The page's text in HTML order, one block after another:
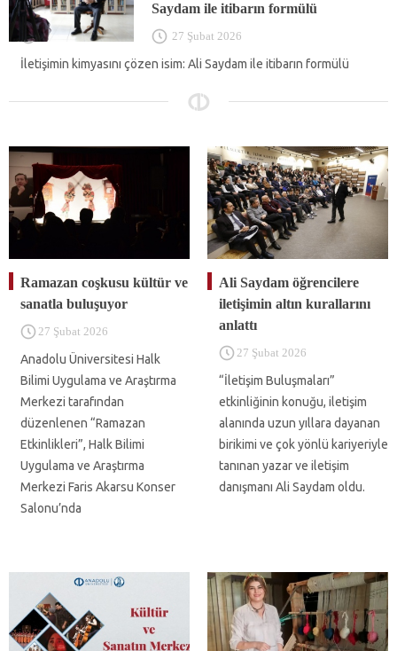
Saydam ile itibarın formülü
27 Şubat 2026
İletişimin kimyasını çözen isim: Ali Saydam ile itibarın formülü
Ramazan coşkusu kültür ve
sanatla buluşuyor
27 Şubat 2026
Anadolu Üniversitesi Halk
Bilimi Uygulama ve Araştırma
Merkezi tarafından
düzenlenen “Ramazan
Etkinlikleri”, Halk Bilimi
Uygulama ve Araştırma
Merkezi Faris Akarsu Konser
Salonu’nda
Ali Saydam öğrencilere
iletişimin altın kurallarını
anlattı
27 Şubat 2026
“İletişim Buluşmaları”
etkinliğinin konuğu, iletişim
alanında uzun yıllara dayanan
birikimi ve çok yönlü kariyeriyle
tanınan yazar ve iletişim
danışmanı Ali Saydam oldu.